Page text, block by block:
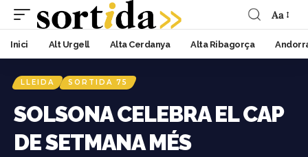
Aa
Inici Alt Urgell Alta Cerdanya Alta Ribagorça
LLEIDA SORTIDA 75
SOLSONA CELEBRA EL CAP
DE SETMANA MÉS